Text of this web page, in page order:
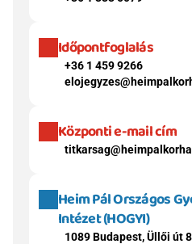
Időpontfoglalás
+36 1 459 9266
Központi e-mail cím
Heim Pál Országos
Intézet (HOGYI)
1089 Budapest, Üllői út